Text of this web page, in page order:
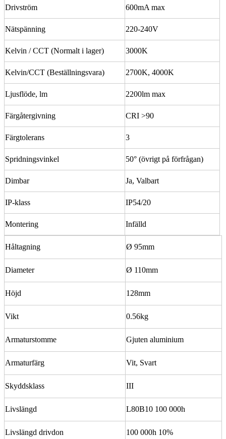
Drivström 600mA max
Nätspänning 220-240V
Kelvin / CCT (Normalt i lager) 3000K
Kelvin/CCT (Beställningsvara) 2700K, 4000K
Ljusflöde, lm 2200lm max
Färgåtergivning CRI >90
Färgtolerans 3
Spridningsvinkel 50° (övrigt på förfrågan)
Dimbar Ja, Valbart
IP-klass IP54/20
Montering Infälld
Håltagning Ø 95mm
Diameter Ø 110mm
Höjd 128mm
Vikt 0.56kg
Armaturstomme Gjuten aluminium
Armaturfärg Vit, Svart
Skyddsklass III
Livslängd L80B10 100 000h
Livslängd drivdon 100 000h 10%